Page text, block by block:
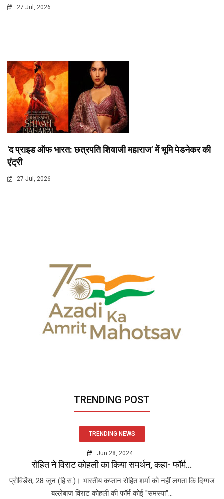
27 Jul, 2026
'द प्राइड ऑफ भारत: छत्रपति शिवाजी महाराज' में भूमि पेडनेकर की
एंट्री
27 Jul, 2026
TRENDING POST
TRENDING NEWS
Jun 28, 2024
रोहित ने विराट कोहली का किया समर्थन, कहा- फॉर्म...
प्रोविडेंस, 28 जून (हि.स.)। भारतीय कप्तान रोहित शर्मा को नहीं लगता कि दिग्गज
बल्लेबाज विराट कोहली की फॉर्म कोई "समस्या"...